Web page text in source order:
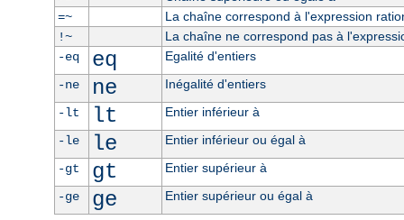
=~
La chaîne correspond à l'expression
!~
La chaîne ne correspond pas à
-eq
eq
Egalité d'entiers
-ne
ne
Inégalité d'entiers
-lt
lt
Entier inférieur à
-le
le
Entier inférieur ou égal à
-gt
gt
Entier supérieur à
-ge
ge Entier supérieur ou égal à